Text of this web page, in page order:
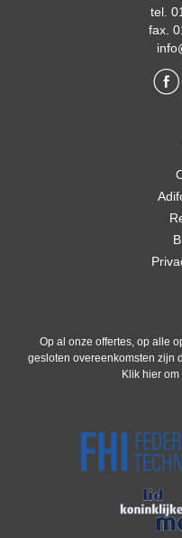
tel.
fax.
Op al onze offertes, op alle
gesloten overeenkomsten zijn
Klik hier